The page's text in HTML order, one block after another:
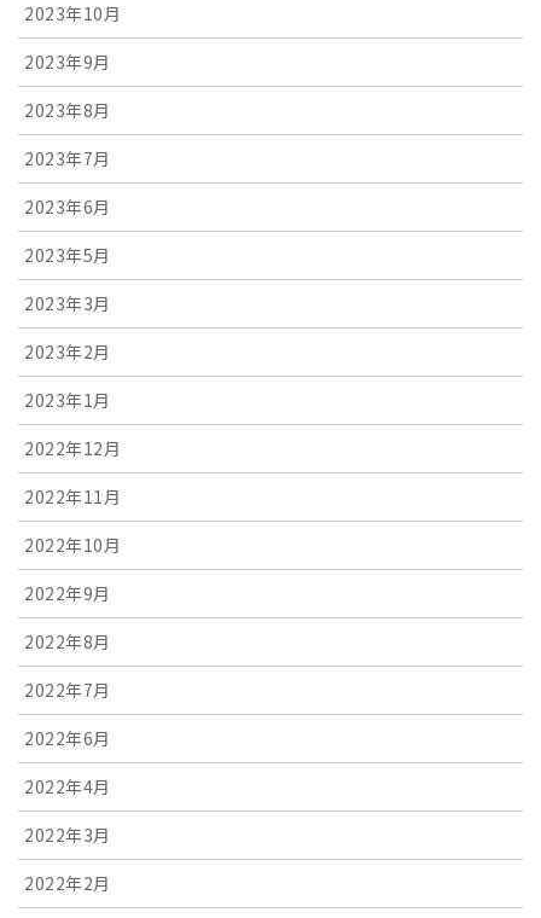
2023年10月
2023年9月
2023年8月
2023年7月
2023年6月
2023年5月
2023年3月
2023年2月
2023年1月
2022年12月
2022年11月
2022年10月
2022年9月
2022年8月
2022年7月
2022年6月
2022年4月
2022年3月
2022年2月